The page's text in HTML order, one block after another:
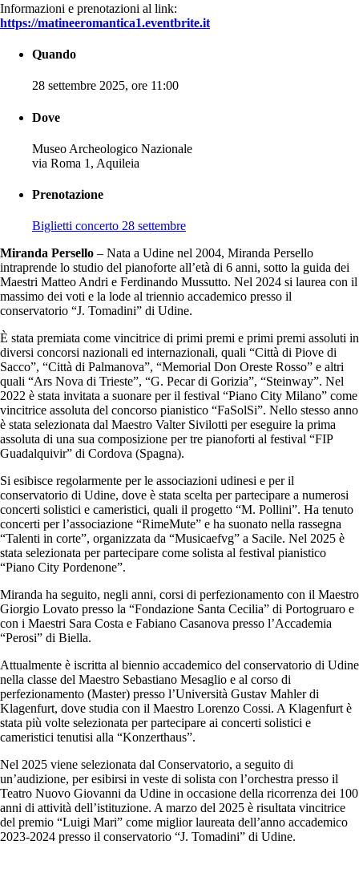
Informazioni e prenotazioni al link:
https://matineeromantica1.eventbrite.it
Quando
28 settembre 2025, ore 11:00
Dove
Museo Archeologico Nazionale
via Roma 1, Aquileia
Prenotazione
Biglietti concerto 28 settembre
Miranda Persello – Nata a Udine nel 2004, Miranda Persello
intraprende lo studio del pianoforte all’età di 6 anni, sotto la guida dei
Maestri Matteo Andri e Ferdinando Mussutto. Nel 2024 si laurea con il
massimo dei voti e la lode al triennio accademico presso il
conservatorio “J. Tomadini” di Udine.
È stata premiata come vincitrice di primi premi e primi premi assoluti in
diversi concorsi nazionali ed internazionali, quali “Città di Piove di
Sacco”, “Città di Palmanova”, “Memorial Don Oreste Rosso” e altri
quali “Ars Nova di Trieste”, “G. Pecar di Gorizia”, “Steinway”. Nel
2022 è stata invitata a suonare per il festival “Piano City Milano” come
vincitrice assoluta del concorso pianistico “FaSolSi”. Nello stesso anno
è stata selezionata dal Maestro Valter Sivilotti per eseguire la prima
assoluta di una sua composizione per tre pianoforti al festival “FIP
Guadalquivir” di Cordova (Spagna).
Si esibisce regolarmente per le associazioni udinesi e per il
conservatorio di Udine, dove è stata scelta per partecipare a numerosi
concerti solistici e cameristici, quali il progetto “M. Pollini”. Ha tenuto
concerti per l’associazione “RimeMute” e ha suonato nella rassegna
“Talenti in corte”, organizzata da “Musicaefvg” a Sacile. Nel 2025 è
stata selezionata per partecipare come solista al festival pianistico
“Piano City Pordenone”.
Miranda ha seguito, negli anni, corsi di perfezionamento con il Maestro
Giorgio Lovato presso la “Fondazione Santa Cecilia” di Portogruaro e
con i Maestri Sara Costa e Fabiano Casanova presso l’Accademia
“Perosi” di Biella.
Attualmente è iscritta al biennio accademico del conservatorio di Udine
nella classe del Maestro Sebastiano Mesaglio e al corso di
perfezionamento (Master) presso l’Università Gustav Mahler di
Klagenfurt, dove studia con il Maestro Lorenzo Cossi. A Klagenfurt è
stata più volte selezionata per partecipare ai concerti solistici e
cameristici tenutisi alla “Konzerthaus”.
Nel 2025 viene selezionata dal Conservatorio, a seguito di
un’audizione, per esibirsi in veste di solista con l’orchestra presso il
Teatro Nuovo Giovanni da Udine in occasione della ricorrenza dei 100
anni di attività dell’istituzione. A marzo del 2025 è risultata vincitrice
del premio “Luigi Mari” come miglior laureata dell’anno accademico
2023-2024 presso il conservatorio “J. Tomadini” di Udine.